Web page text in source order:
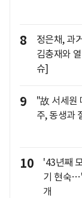
8
정은채, 과
김충재와
슈]
9
"故 서세원
주, 동생과
10
'43년째
기 현숙
개